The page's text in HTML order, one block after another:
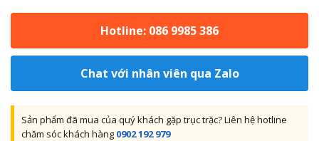
Hotline: 086 9985 386
Chat với nhân viên qua Zalo
Sản phẩm đã mua của quý khách gặp trục trặc? Liên hệ hotline
chăm sóc khách hàng 0902 192 979